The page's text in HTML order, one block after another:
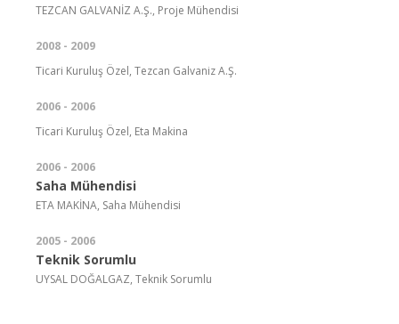
TEZCAN GALVANİZ A.Ş., Proje Mühendisi
2008 - 2009
Ticari Kuruluş Özel, Tezcan Galvaniz A.Ş.
2006 - 2006
Ticari Kuruluş Özel, Eta Makina
2006 - 2006
Saha Mühendisi
ETA MAKİNA, Saha Mühendisi
2005 - 2006
Teknik Sorumlu
UYSAL DOĞALGAZ, Teknik Sorumlu